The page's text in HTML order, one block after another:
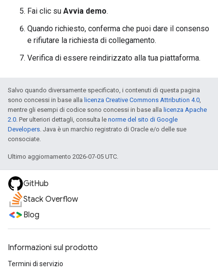
Fai clic su Avvia demo.
Quando richiesto, conferma che puoi dare il consenso
e rifiutare la richiesta di collegamento.
Verifica di essere reindirizzato alla tua piattaforma.
Salvo quando diversamente specificato, i contenuti di questa pagina
sono concessi in base alla licenza Creative Commons Attribution 4.0,
mentre gli esempi di codice sono concessi in base alla licenza Apache
2.0. Per ulteriori dettagli, consulta le norme del sito di Google
Developers. Java è un marchio registrato di Oracle e/o delle sue
consociate.
Ultimo aggiornamento 2026-07-05 UTC.
GitHub
Stack Overflow
Blog
Informazioni sul prodotto
Termini di servizio